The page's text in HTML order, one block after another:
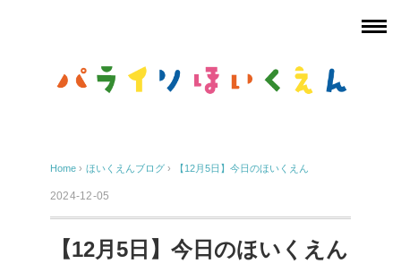
Home › ほいくえんブログ › 【12月5日】今日のほいくえん
2024-12-05
【12月5日】今日のほいくえん